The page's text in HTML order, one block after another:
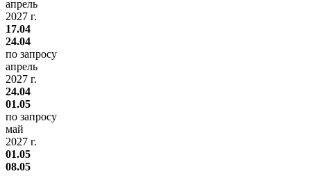
апрель
2027 г.
17.04
24.04
по запросу
апрель
2027 г.
24.04
01.05
по запросу
май
2027 г.
01.05
08.05